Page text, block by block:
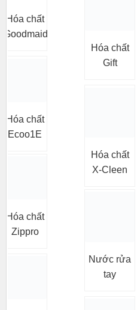
Hóa chất
Goodmaid
Hóa chất
Ecoo1E
Hóa chất
Zippro
Hóa chất
Gift
Hóa chất
X-Cleen
Nước rửa
tay